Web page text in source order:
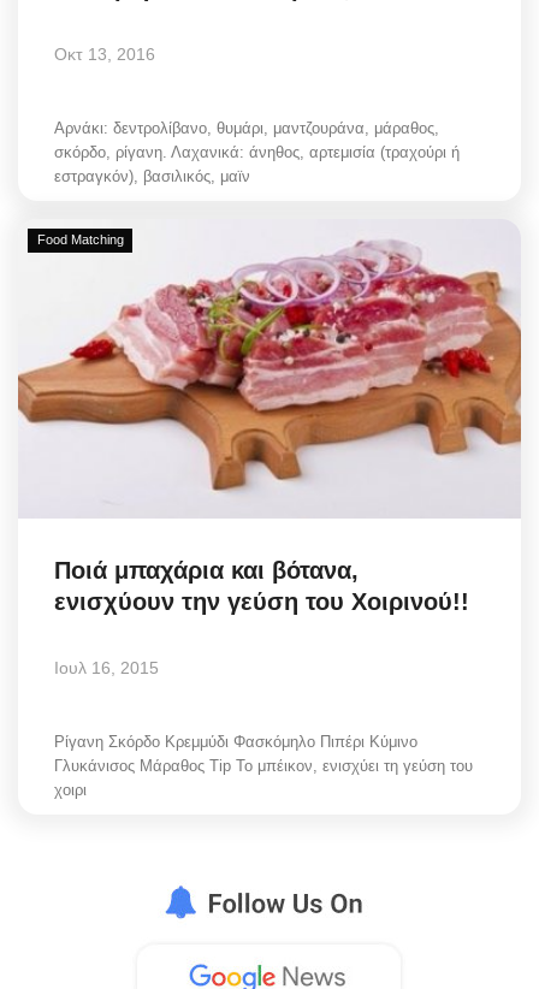
Σεβασμιώτατος Δωρόθεος Β’
Cost Of Living Crisis
Opinion + Analysis
L’Art des Sens
Local Elections 2023
About
Ελληνικά English
Οκτ 13, 2016
Αρνάκι: δεντρολίβανο, θυμάρι, μαντζουράνα, μάραθος,
σκόρδο, ρίγανη. Λαχανικά: άνηθος, αρτεμισία (τραχούρι ή
εστραγκόν), βασιλικός, μαϊν
Food Matching
Ποιά μπαχάρια και βότανα,
ενισχύουν την γεύση του Χοιρινού!!
Ιουλ 16, 2015
Ρίγανη Σκόρδο Κρεμμύδι Φασκόμηλο Πιπέρι Κύμινο
Γλυκάνισος Μάραθος Tip Το μπέικον, ενισχύει τη γεύση του
χοιρι